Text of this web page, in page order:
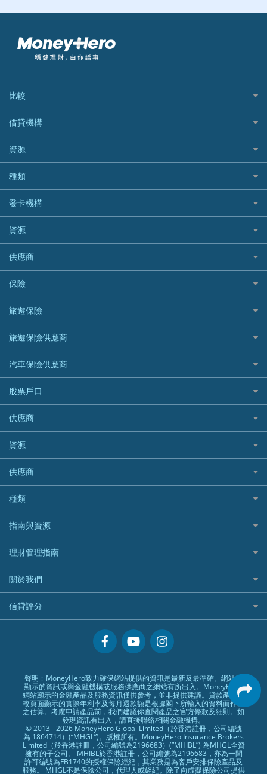
比較
私人貸款比較
稅季/稅務貸款
網上貸款
結餘轉戶(清卡數貸款)
銀行貸款
財務公司貸款
免入息貸款
免TU貸款
急借錢
緊急貸款比較
最佳小額貸款比較
易批必批貸款
24小時貸款
最佳循環貸款
借貸機構
BEA 東亞銀行
BOC 中國銀行
Cashing Pro 優尚信貸
CCB(Asia) 中國建設銀行 (亞洲)
Citibank 花旗銀行
CNCBI 信銀國際
CreFIT 維信
DBS 星展銀行
DSB 大新銀行
HSBC 滙豐銀行貸款
K Cash 貸款
Mox 銀行
National Resources 中潤物業按揭
OCBC 華僑銀行
PrimeCredit 安信信貸
Promise 邦民日本財務
Rabbit Credit月兔信貸
Standard Chartered 渣打銀行
UA 亞洲聯合財務
WeLab Bank
WeLend 貸款
資源
如何申請個人貸款
如何管理個人貸款
個人貸款有用資訊
清卡數貸款教學
循環貸款教學
個人化貸款產品推介 🔥全新
供樓利息扣稅
最佳貸款app
種類
網購優惠
精選外幣網購信用卡
尊尚信用卡
公司信用卡
電子錢包信用卡
日本遊信用卡攻略
韓國遊信用卡攻略
台灣遊信用卡攻略
機場貴賓室信用卡
銀聯信用卡
高獎賞信用卡推薦
酒店信用卡
發卡機構
Citibank花旗銀行
AE美國運通
DBS星展銀行
HSBC滙豐銀行
Mox
信銀國際
大新銀行
恒生銀行
Standard Chartered渣打銀行
東亞銀行
SIM
Airwallex信用卡
資源
Black Friday優惠
淘寶付款方式
一田購物優惠日
SOGO感謝祭
HKTVmall優惠碼
交稅優惠
酒店優惠碼
機票優惠碼
供應商
八達通自動增值信用卡
保險
旅遊保險
汽車保險
家居保險
家傭保險
寵物保險
定期人壽保險
危疾保險
年金資訊
樓宇火險
旅遊保險
日本旅遊保險及資訊
泰國旅遊保險及資訊
台灣旅遊保險及資訊
韓國旅遊保險及資訊
歐洲旅遊保險及資訊
越南旅遊保險及資訊
澳洲旅遊保險及資訊
長者嘆世界
家庭親子遊
自駕遊比較
相機有得保
專為孕婦設計的最佳旅遊保險
最佳滑雪旅遊保險
最適合BB的旅遊保險
旅遊保險供應商
AXA 安盛
AIG 美亞
Allianz 安聯
Allied World 世聯
Avo
中國銀行
Bolttech 保特
Blue Cross 藍十字
中國平安
HSBC滙豐銀行
MSIG 三井住友
Prudential 保誠
QBE 昆士蘭
Starr
汽車保險供應商
大新汽車保險
中銀汽車保險
Allianz安聯汽車保險
bolttech保障汽車保險
Zurich蘇黎世汽車保險
QBE昆士蘭汽車保險
平安汽車保險
股票戶口
富途證券
IB盈透證券
老虎證券
uSMART 盈立證券
華盛証券
長橋證券
WeBull微牛證券
漲樂全球通｜華泰國際
OSL
供應商
富途牛牛好唔好？
Webull微牛證券好唔好？
Longbridge長橋證券好唔好？
老虎證券好唔好？
華盛証券好唔好？
漲樂全球通好唔好？
IB盈透證券好唔好？
盈立證券 uSMART 好唔好？
Stashaway好唔好？
資源
股票戶口開戶
證券行邊間好？
港股5隻高息ETF精選
什麼是ETF？
香港30大高息股排行
黃金ETF懶人包
最值得注意的比特幣ETF
選股策略：五步調查攻略
供應商
銀行戶口比較
尊尚銀行戶口
Citi Plus
中信銀行inMotion
Airwallex銀行
種類
定期存款
港元定存
人民幣定存
美元定存
英鎊定存
澳元定存
指南與資源
理財資訊
識慳識賺
債務管理
投資理財
置業安居
專欄文章
理財管理指南
常用相關詞彙
MoneyHero電子報
所有合作銀行或機構
關於我們
服務承諾
網上支援
常見問題
條款及細則
編輯守則
廣告合作
廣告政策
私隱政策
信貸評分
聲明﹕MoneyHero致力確保網站提供的資訊是最新及最準確。網站所
顯示的資訊或與金融機構或服務供應商之網站有所出入。MoneyHero
網站顯示的金融產品及服務資訊僅供參考，並非提供建議。貸款產品比
較頁面顯示的實際年利率及每月還款額是根據閣下所輸入的資料而作出
之估算。考慮申請產品前，我們建議你查閱產品之官方條款及細則。如
發現資訊有出入，請直接聯絡相關金融機構。
© 2013 - 2026 MoneyHero Global Limited（於香港註冊，公司編號
為 1864714）(“MHGL”)。版權所有。MoneyHero Insurance Brokers
Limited（於香港註冊，公司編號為2196683）(”MHIBL”) 為MHGL全資
擁有的子公司。 MHIBL於香港註冊，公司編號為2196683，亦為一間
許可編號為FB1740的授權保險經紀，其業務是為客戶安排保險產品及
服務。 MHGL不是保險公司，代理人或經紀。除了向虛擬保險公司提供